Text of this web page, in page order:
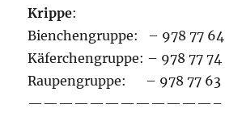
Krippe:
Bienchengruppe: – 978 77 64
Käferchengruppe: – 978 77 74
Raupengruppe: – 978 77 63
————————————–